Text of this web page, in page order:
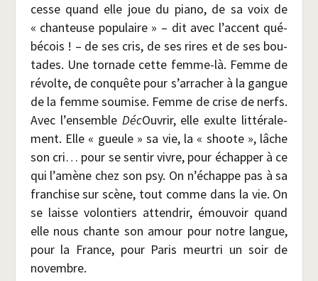
cesse quand elle joue du pia­no, de sa voix de
« chan­teuse popu­laire » – dit avec l’accent qué­
bé­cois ! – de ses cris, de ses rires et de ses bou­
tades. Une tor­nade cette femme-là. Femme de
révolte, de conquête pour s’arracher à la gangue
de la femme sou­mise. Femme de crise de nerfs.
Avec l’ensemble DécOuvrir, elle exulte lit­té­ra­le­
ment. Elle « gueule » sa vie, la « shoote », lâche
son cri… pour se sen­tir vivre, pour échap­per à ce
qui l’amène chez son psy. On n’échappe pas à sa
fran­chise sur scène, tout comme dans la vie. On
se laisse volon­tiers atten­drir, émou­voir quand
elle nous chante son amour pour notre langue,
pour la France, pour Paris meur­tri un soir de
novembre.